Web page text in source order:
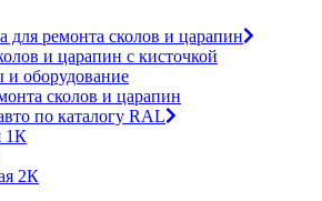
для ремонта сколов и царапин
и царапин с кисточкой
и оборудование
сколов и царапин
по каталогу RAL
1К
2К